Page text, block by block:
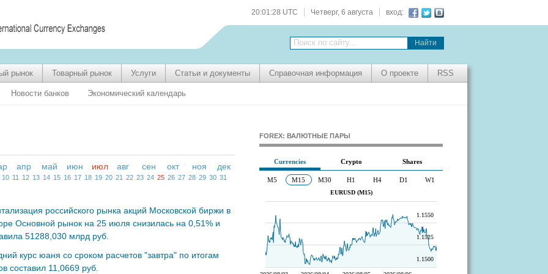
20:01:29 UTC Четверг, 6 августа вход:
Поиск по сайту...
рынок Товарный рынок Услуги Статьи и документы Справочная информация О проекте RSS
Новости банков Экономический календарь
апр май июн июл авг сен окт ноя дек
10 11 12 13 14 15 16 17 18 19 20 21 22 23 24 25 26 27 28 29 30 31
российского рынка акций Московской биржи в
Основной рынок на 25 июля снизилась на 0,51% и
51288,030 млрд руб.
курс юаня со сроком расчетов "завтра" по итогам
составил 11,0669 руб.
FOREX: ВАЛЮТНЫЕ ПАРЫ